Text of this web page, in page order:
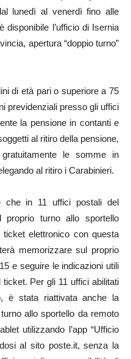
lunedì al venerdì fino alle
disponibile l’ufficio di Isernia
apertura “doppio turno”
di età pari o superiore a 75
previdenziali presso gli uffici
la pensione in contanti e
al ritiro della pensione,
le somme in
al ritiro i Carabinieri.
che in 11 uffici postali del
turno allo sportello
elettronico con questa
memorizzare sul proprio
e seguire le indicazioni utili
Per gli 11 uffici abilitati
è stata riattivata anche la
allo sportello da remoto
utilizzando l’app “Ufficio
al sito poste.it, senza la